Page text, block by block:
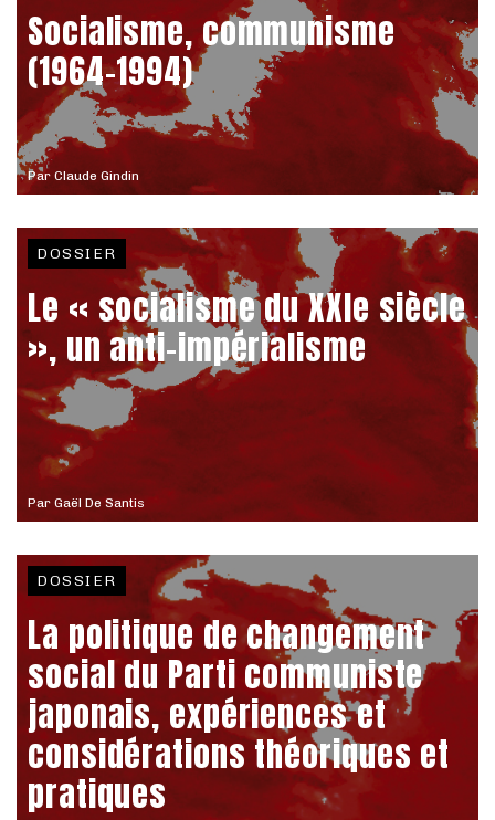
Par Claude Gindin
Socialisme, communisme
(1964-1994)
Par Gaël De Santis
DOSSIER
Le « socialisme du XXIe siècle
», un anti-impérialisme
DOSSIER
La politique de changement
social du Parti communiste
japonais, expériences et
considérations théoriques et
pratiques